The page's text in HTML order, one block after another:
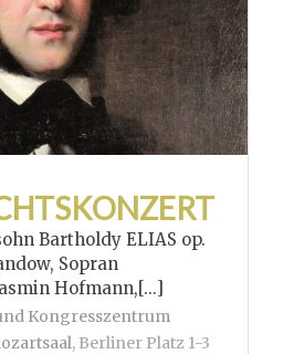
Bartholdy ELIAS op.
Randow, Sopran
Hofmann,[...]
Kongresszentrum
, Berliner Platz 1-3